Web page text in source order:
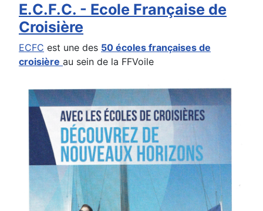
E.C.F.C. - Ecole Française de
Croisière
ECFC est une des 50 écoles françaises de
croisière au sein de la FFVoile